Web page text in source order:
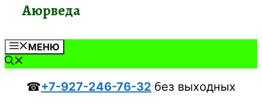
Аюрведа
МЕНЮ
☎+7-927-246-76-32 без выходных